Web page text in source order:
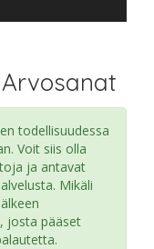
todellisuudessa
Voit siis olla
ja antavat
Mikäli
josta pääset